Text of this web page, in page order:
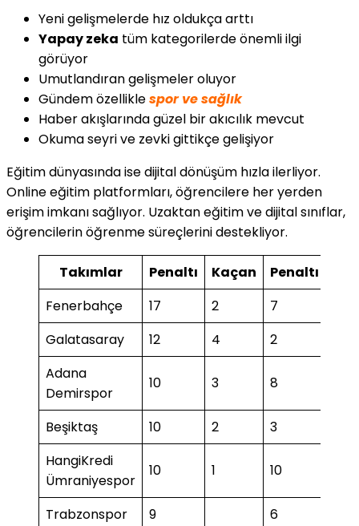
Yeni gelişmelerde hız oldukça arttı
Yapay zeka tüm kategorilerde önemli ilgi
görüyor
Umutlandıran gelişmeler oluyor
Gündem özelliklespor ve sağlık
Haber akışlarında güzel bir akıcılık mevcut
Okuma seyri ve zevki gittikçe gelişiyor
Eğitim dünyasında ise dijital dönüşüm hızla ilerliyor.
Online eğitim platformları, öğrencilere her yerden
erişim imkanı sağlıyor. Uzaktan eğitim ve dijital sınıflar,
öğrencilerin öğrenme süreçlerini destekliyor.
Takımlar Penaltı Kaçan Penaltı
Fenerbahçe
17 2 7
Galatasaray
12 4 2
Adana
Demirspor
10 3 8
Beşiktaş 10 2 3
HangiKredi
Ümraniyespor
10 1 10
Trabzonspor 9
6